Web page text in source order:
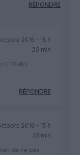
RÉPONDRE
2016 - 15 h
26 min
ETIHAD.
RÉPONDRE
2016 - 15 h
33 min
de ne pas